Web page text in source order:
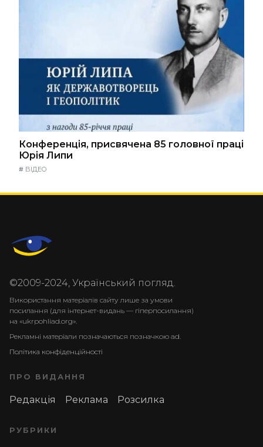
Конференція, присвячена 85 головної праці
Юрія Липи
# ВІДЕО
©2009-2024, Український погляд.
Використання матеріалів сайту лише за умови
посилання (для інтернет-видань — гіперпосилання)
на «ukrpohliad.org».
Рекламні матеріали позначаються позначкою ad.
Політика конфіденційності
ПРО ВИДАННЯ
Редакція Реклама Розсилка
РУБРИКИ